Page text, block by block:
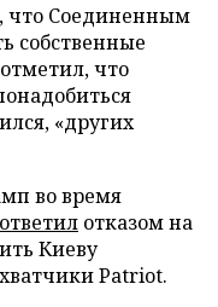
что Соединенным
собственные
что
«других
во время
ответил отказом на
Киеву
Patriot.